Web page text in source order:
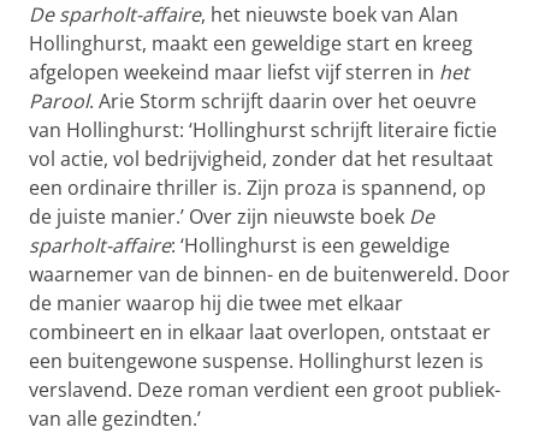
De sparholt-affaire, het nieuwste boek van Alan
Hollinghurst, maakt een geweldige start en kreeg
afgelopen weekeind maar liefst vijf sterren in het
Parool. Arie Storm schrijft daarin over het oeuvre
van Hollinghurst: ‘Hollinghurst schrijft literaire fictie
vol actie, vol bedrijvigheid, zonder dat het resultaat
een ordinaire thriller is. Zijn proza is spannend, op
de juiste manier.’ Over zijn nieuwste boek De
sparholt-affaire: ‘Hollinghurst is een geweldige
waarnemer van de binnen- en de buitenwereld. Door
de manier waarop hij die twee met elkaar
combineert en in elkaar laat overlopen, ontstaat er
een buitengewone suspense. Hollinghurst lezen is
verslavend. Deze roman verdient een groot publiek-
van alle gezindten.’